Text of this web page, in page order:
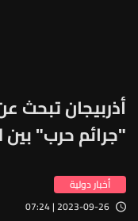
أذربيجان تبحث
"جرائم حرب" بين
أخبار دولية
2023-09-26 | 07:24